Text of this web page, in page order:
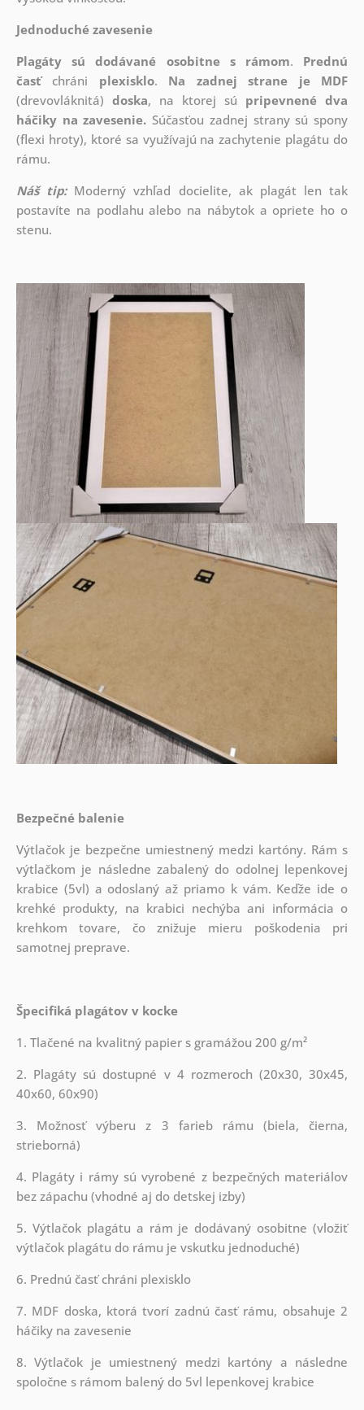
Jednoduché zavesenie
Plagáty sú dodávané osobitne s rámom. Prednú
časťchráni plexisklo. Na zadnej strane je
MDF
(drevovláknitá) doska, na ktorej sú pripevnené dva
háčiky na zavesenie.Súčasťou zadnej strany sú spony
(flexi hroty), ktoré sa využívajú na zachytenie plagátu do
rámu.
Náš tip: Moderný vzhľad docielite, ak plagát len tak
postavíte na podlahu alebo na nábytok a opriete ho o
stenu.
Bezpečné balenie
Výtlačok je bezpečne umiestnený medzi kartóny. Rám s
výtlačkom je následne zabalený do odolnej lepenkovej
krabice (5vl) a odoslaný až priamo k vám. Keďže ide o
krehké produkty, na krabici nechýba ani informácia o
krehkom tovare, čo znižuje mieru poškodenia pri
samotnej preprave.
Špecifiká plagátov v kocke
1. Tlačené na kvalitný papier s gramážou 200 g/m²
2. Plagáty sú dostupné v 4 rozmeroch (20x30, 30x45,
40x60, 60x90)
3. Možnosť výberu z 3 farieb rámu (biela, čierna,
strieborná)
4. Plagáty i rámy sú vyrobené z bezpečných materiálov
bez zápachu (vhodné aj do detskej izby)
5. Výtlačok plagátu a rám je dodávaný osobitne (vložiť
výtlačok plagátu do rámu je vskutku jednoduché)
6. Prednú časť chráni plexisklo
7. MDF doska, ktorá tvorí zadnú časť rámu, obsahuje 2
háčiky na zavesenie
8. Výtlačok je umiestnený medzi kartóny a následne
spoločne s rámom balený do 5vl lepenkovej krabice